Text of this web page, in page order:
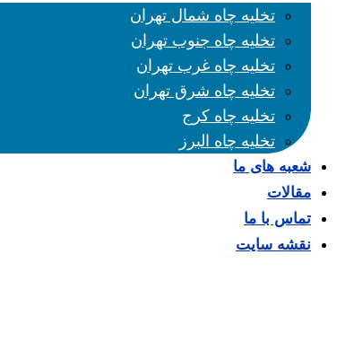
تخلیه چاه شمال تهران
تخلیه چاه جنوب تهران
تخلیه چاه غرب تهران
تخلیه چاه شرق تهران
تخلیه چاه کرج
تخلیه چاه البرز
شعبه های ما
مقالات
تماس با ما
نقشه سایت